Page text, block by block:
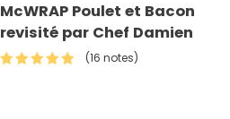
McWRAP Poulet et Bacon
revisité par Chef Damien
(16 notes)